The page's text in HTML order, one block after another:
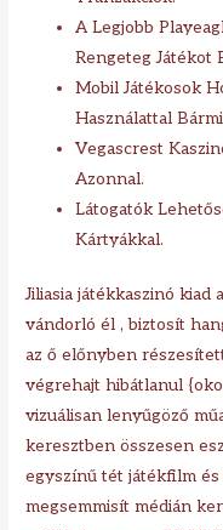
A Legjobb
Rengeteg Játékot
Mobil Játékosok
Használattal
Vegascrest
Azonnal.
Látogatók
Kártyákkal.
Jiliasia játékkaszinó
vándorló él , biztosít
az ő előnyben
végrehajt hibátlanul
vizuálisan lenyűgöző
keresztben összesen
egyszínű tét játékfilm és
megsemmisít médián